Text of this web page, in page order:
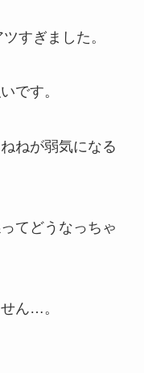
すぎました。
です。
ねが弱気になる
てどうなっちゃ
ん…。